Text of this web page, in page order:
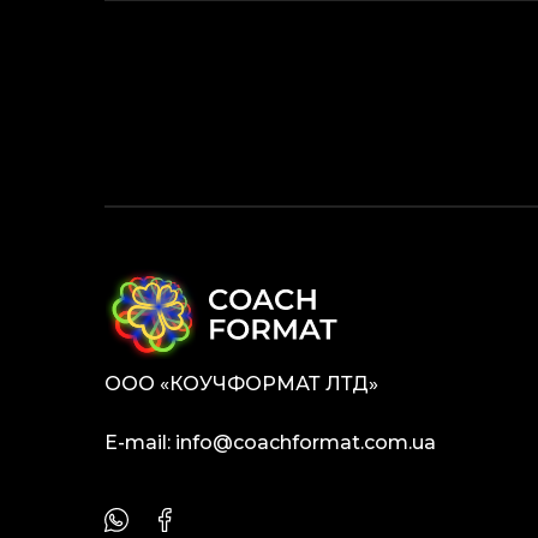
ОOO «КОУЧФОРМАТ ЛТД»
E-mail: info@coachformat.com.ua